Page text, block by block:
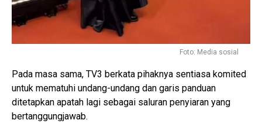
Foto: Media sosial
Pada masa sama, TV3 berkata pihaknya sentiasa komited
untuk mematuhi undang-undang dan garis panduan
ditetapkan apatah lagi sebagai saluran penyiaran yang
bertanggungjawab.